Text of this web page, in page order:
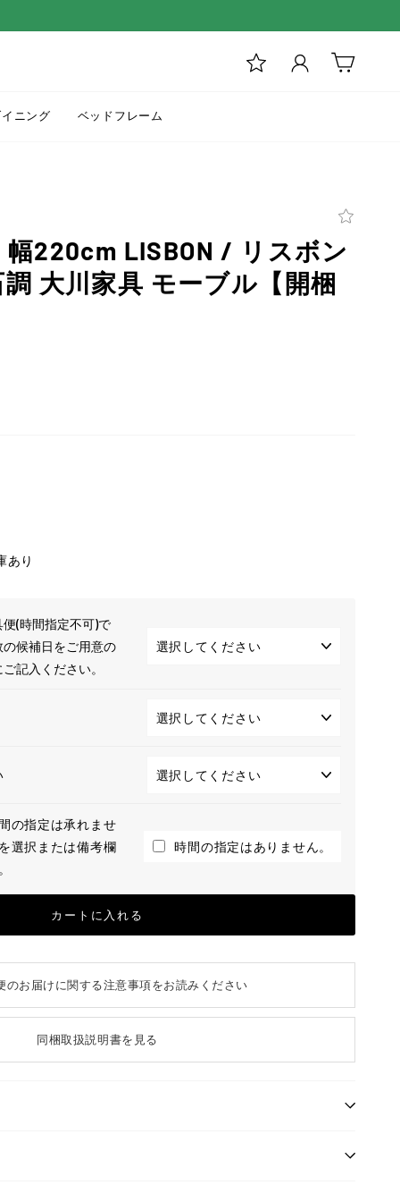
ログイン
ニング ベッドフレーム
220cm LISBON / リスボン
大川家具 モーブル【開梱
あり
(時間指定不可)で
候補日をご用意の
記入ください。
の指定は承れませ
選択または備考欄
時間の指定はありません。
カートに入れる
のお届けに関する注意事項をお読みください
同梱取扱説明書を見る